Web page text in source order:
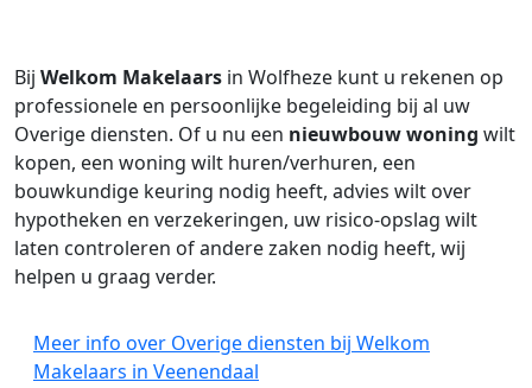
Bij Welkom Makelaars in Wolfheze kunt u rekenen op
professionele en persoonlijke begeleiding bij al uw
Overige diensten. Of u nu een nieuwbouw woning wilt
kopen, een woning wilt huren/verhuren, een
bouwkundige keuring nodig heeft, advies wilt over
hypotheken en verzekeringen, uw risico-opslag wilt
laten controleren of andere zaken nodig heeft, wij
helpen u graag verder.
Meer info over Overige diensten bij Welkom
Makelaars in Veenendaal